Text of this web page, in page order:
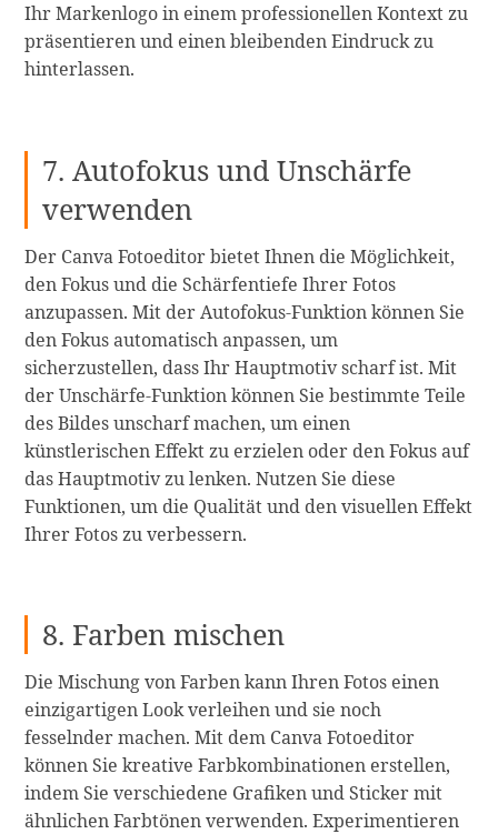
Ihr Markenlogo in einem professionellen Kontext zu
präsentieren und einen bleibenden Eindruck zu
hinterlassen.
7. Autofokus und Unschärfe
verwenden
Der Canva Fotoeditor bietet Ihnen die Möglichkeit,
den Fokus und die Schärfentiefe Ihrer Fotos
anzupassen. Mit der Autofokus-Funktion können Sie
den Fokus automatisch anpassen, um
sicherzustellen, dass Ihr Hauptmotiv scharf ist. Mit
der Unschärfe-Funktion können Sie bestimmte Teile
des Bildes unscharf machen, um einen
künstlerischen Effekt zu erzielen oder den Fokus auf
das Hauptmotiv zu lenken. Nutzen Sie diese
Funktionen, um die Qualität und den visuellen Effekt
Ihrer Fotos zu verbessern.
8. Farben mischen
Die Mischung von Farben kann Ihren Fotos einen
einzigartigen Look verleihen und sie noch
fesselnder machen. Mit dem Canva Fotoeditor
können Sie kreative Farbkombinationen erstellen,
indem Sie verschiedene Grafiken und Sticker mit
ähnlichen Farbtönen verwenden. Experimentieren